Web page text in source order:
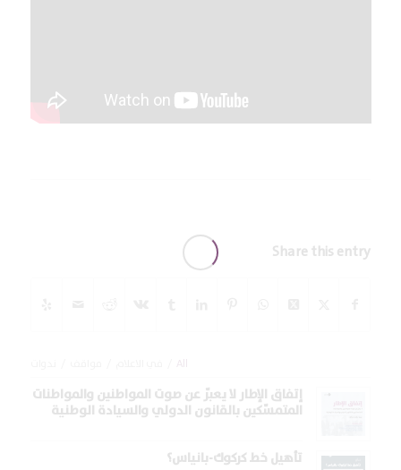
Share this entry
All
إتفاق الإطار لا يعبّر عن صوت المواطنين والمواطنات
المتمسّكين بالقانون الدولي والسيادة الوطنية
تأهيل خط كركوك-بانياس؟